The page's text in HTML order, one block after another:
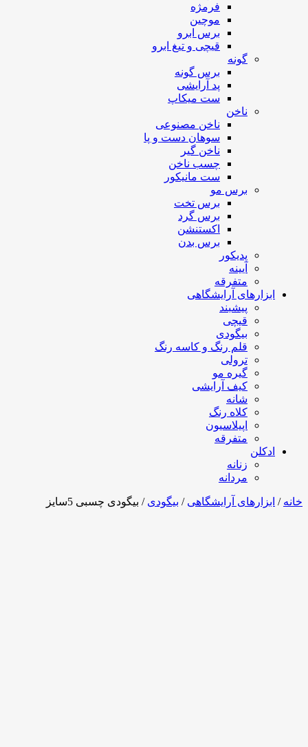
فرمژه
موچین
برس ابرو
قیچی و تیغ ابرو
گونه
برس گونه
پد آرایشی
ست میکاپ
ناخن
ناخن مصنوعی
سوهان دست و پا
ناخن گیر
چسب ناخن
ست مانیکور
برس مو
برس تخت
برس گرد
اکستنشن
برس بدن
پدیکور
آیینه
متفرقه
ابزارهای آرایشگاهی
پیشبند
قیچی
بیگودی
قلم رنگ و کاسه رنگ
ترولی
گیره مو
کیف آرایشی
شانه
کلاه رنگ
اپیلاسیون
متفرقه
ادکلن
زنانه
مردانه
خانه / ابزارهای آرایشگاهی / بیگودی / بیگودی چسبی 5سایز